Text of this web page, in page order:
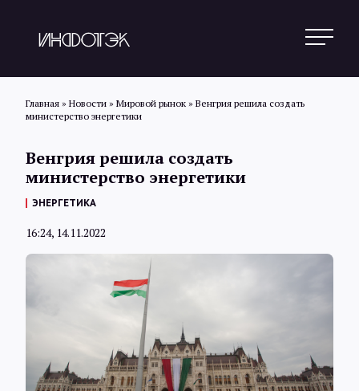
Статьи
Обзоры
Интервью
Главная » Новости » Мировой рынок » Венгрия решила создать
министерство энергетики
Венгрия решила создать
министерство энергетики
ЭНЕРГЕТИКА
16:24, 14.11.2022